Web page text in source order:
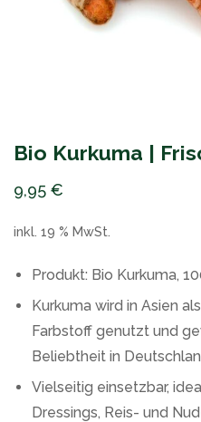
Bio Kurkuma |
9,95 €
inkl. 19 % MwSt.
Produkt: Bio Kurkuma,
Kurkuma wird in Asien
Farbstoff genutzt und
Beliebtheit in
Vielseitig einsetzbar,
Dressings, Reis- und